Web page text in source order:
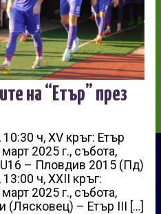
на “Етър” през
ч, XV кръг: Етър
2025 г., събота,
U16 – Пловдив 2015 (Пд)
ч, XXII кръг:
2025 г., събота,
(Лясковец) – Етър III […]